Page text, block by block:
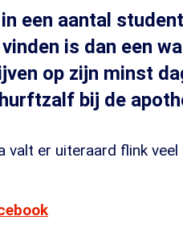
een aantal
is dan een
op zijn minst
bij de
valt er uiteraard flink